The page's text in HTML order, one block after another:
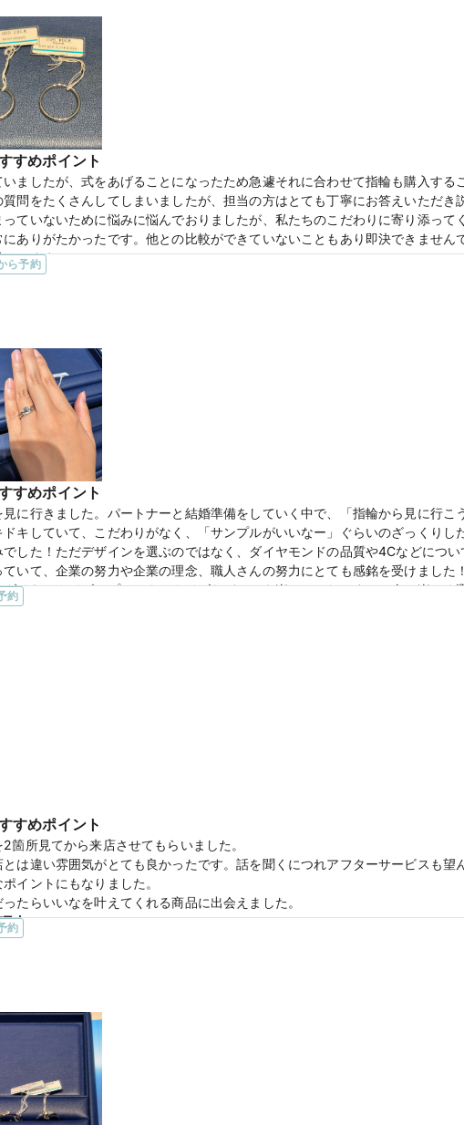
【Creer 8 クレール】「信じる」という意味を持つマリッジリング
情報
分の電子マネーがもらえる【マイナビウエディングカップル応援キャンペーン
すめポイント
ましたが、式をあげることになったため急遽それに合わせて指輪も購入する
問をたくさんしてしまいましたが、担当の方はとても丁寧にお答えいただき
ていないために悩みに悩んでおりましたが、私たちのこだわりに寄り添って
ありがたかったです。他との比較ができていないこともあり即決できません
めします。
由
、主張が強すぎず、かつおしゃれで、骨格に合わせてお薦めしてくださった
あまりキラキラしてない方がいいという私達のわがままで他の石への変更も
おうと思っています。
より夫婦の意見に寄り添って提案をしてくださるところです。お店のコンセプ
距離感で会話の間合いもとても気持ちの良いものでした。保証もしっかりし
情報
分の電子マネーがもらえる【マイナビウエディングカップル応援キャンペーン
ら予約
すめポイント
に行きました。パートナーと結婚準備をしていく中で、「指輪から見に行こ
キしていて、こだわりがなく、「サンプルがいいなー」ぐらいのざっくりし
した！ただデザインを選ぶのではなく、ダイヤモンドの品質や4Cなどにつ
いて、企業の努力や企業の理念、職人さんの努力にとても感銘を受けました
イヤのクイズやプラチナのクイズなどとても楽しかったです！２人で楽しく
由
指が細かったので、リングは少し細めのものにしました。最終的に４つに絞
たです。婚約指輪は、ラインが入っていて、長く使っても年齢を重ねても飽
れやすいらしく、お勧めされました。パートナーは、「お揃いにしたい」と
ついていてかわいらしかったです。
情報
の電子マネーがもらえる【マイナビウエディングカップル応援キャンペーン
約
すめポイント
箇所見てから来店させてもらいました。
は違い雰囲気がとても良かったです。話を聞くにつれアフターサービスも望
イントにもなりました。
たらいいなを叶えてくれる商品に出会えました。
由
ものを探していて、その中でもリングの幅をミリ単位でオーダーできるとこ
です。夫婦で好みが違いましたが妥協することなくお互いに満足した結婚指
があってもすぐに返答がいただけて、全く不安のない結婚指輪探しとなりま
同じ店舗になっていて、サンプルをそちらからも出していただけました。オー
出していただけて心配がありませんでした。
【Anolyu アノリュー】「A only U（あなただけのもの）」を組み替えて名付
約